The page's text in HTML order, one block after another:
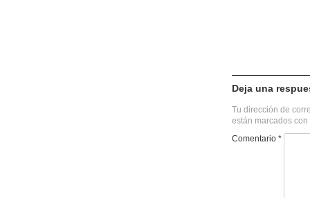
Deja una
Tu dirección de
están marcados con
Comentario *